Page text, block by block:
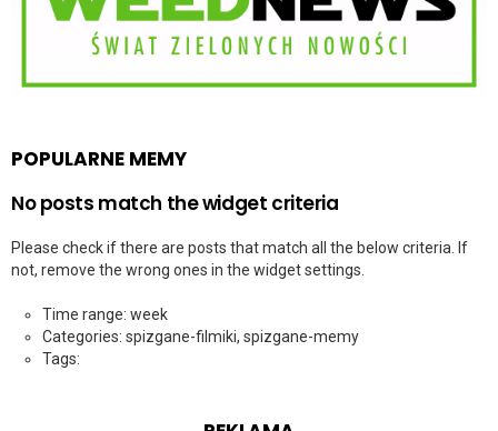
POPULARNE MEMY
No posts match the widget criteria
Please check if there are posts that match all the below criteria. If
not, remove the wrong ones in the widget settings.
Time range: week
Categories: spizgane-filmiki, spizgane-memy
Tags: